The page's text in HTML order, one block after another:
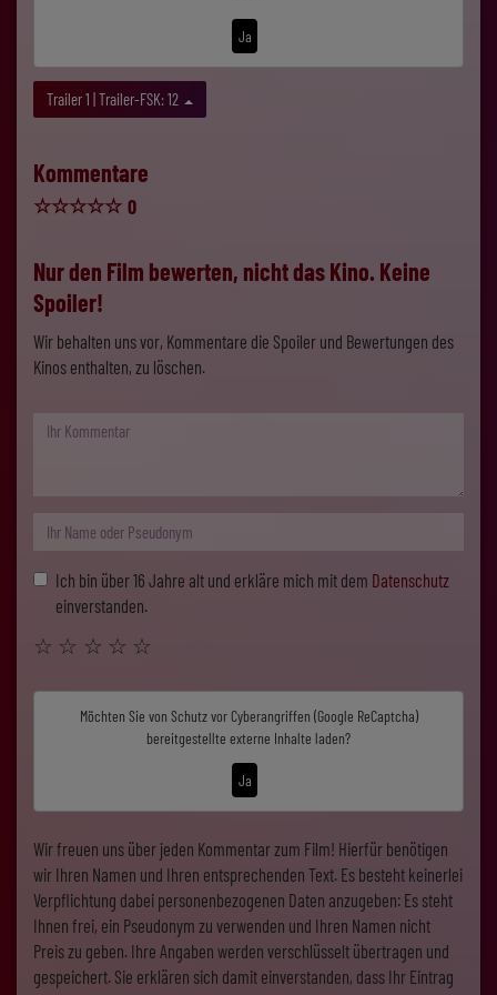
Ja
Trailer 1 | Trailer-FSK: 12
Kommentare
☆☆☆☆☆ 0
Nur den Film bewerten, nicht das Kino. Keine
Spoiler!
Wir behalten uns vor, Kommentare die Spoiler und Bewertungen des
Kinos enthalten, zu löschen.
Ich bin über 16 Jahre alt und erkläre mich mit dem Datenschutz
einverstanden.
☆
☆
☆
☆
☆
Möchten Sie von Schutz vor Cyberangriffen (Google ReCaptcha)
bereitgestellte externe Inhalte laden?
Ja
Wir freuen uns über jeden Kommentar zum Film! Hierfür benötigen
wir Ihren Namen und Ihren entsprechenden Text. Es besteht keinerlei
Verpflichtung dabei personenbezogenen Daten anzugeben: Es steht
Ihnen frei, ein Pseudonym zu verwenden und Ihren Namen nicht
Preis zu geben. Ihre Angaben werden verschlüsselt übertragen und
gespeichert. Sie erklären sich damit einverstanden, dass Ihr Eintrag